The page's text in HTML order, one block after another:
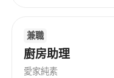
兼職
廚房助理
愛家純素